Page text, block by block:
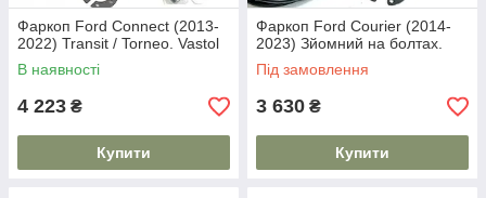
Фаркоп Ford Connect (2013-
2022) Transit / Torneo. Vastol
В наявності
4 223 ₴
Купити
Фаркоп Ford Courier (2014-
2023) Зйомний на болтах.
Під замовлення
3 630 ₴
Купити